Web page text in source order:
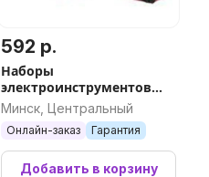
592 р.
Наборы
электроинструментов
P.I.T. P0002-02
(перфоратор,
шуруповерт, 2 АКБ, кейс)
Минск, Центральный
Онлайн-заказ Гарантия
Добавить в корзину